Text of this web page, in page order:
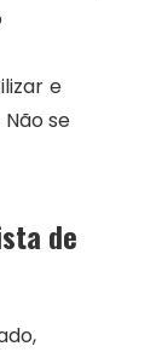
e
se
de